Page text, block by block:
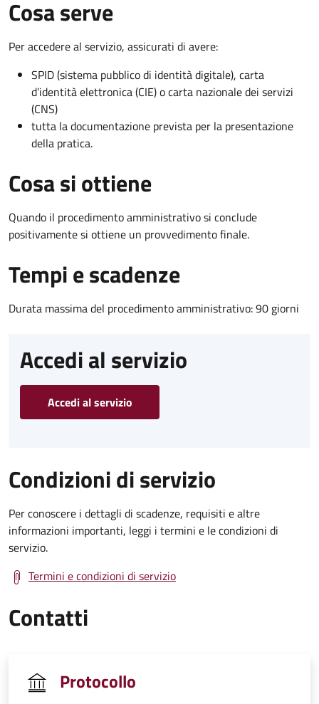
Cosa serve
Per accedere al servizio, assicurati di avere:
SPID (sistema pubblico di identità digitale), carta
d’identità elettronica (CIE) o carta nazionale dei servizi
(CNS)
tutta la documentazione prevista per la presentazione
della pratica.
Cosa si ottiene
Quando il procedimento amministrativo si conclude
positivamente si ottiene un provvedimento finale.
Tempi e scadenze
Durata massima del procedimento amministrativo: 90 giorni
Accedi al servizio
Accedi al servizio
Condizioni di servizio
Per conoscere i dettagli di scadenze, requisiti e altre
informazioni importanti, leggi i termini e le condizioni di
servizio.
Termini e condizioni di servizio
Contatti
Protocollo